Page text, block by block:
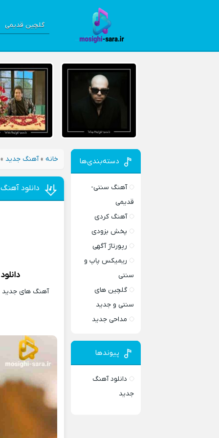
گلچین قدیمی
خانه »آهنگ جدید
دانلود
آهنگ های جدید
دسته‌بندی‌ها
آهنگ سنتی-
قدیمی
آهنگ کردی
پخش بزودی
رپورتاژ آگهی
ریمیکس پاپ و
سنتی
گلچین های
سنتی و جدید
مداحی جدید
پیوندها
دانلود آهنگ
جدید